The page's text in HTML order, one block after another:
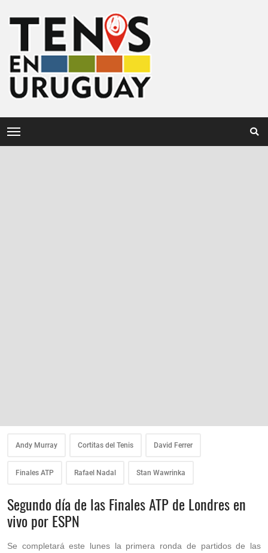
Andy Murray Cortitas del Tenis David Ferrer
Finales ATP Rafael Nadal Stan Wawrinka
Segundo día de las Finales ATP de Londres en
vivo por ESPN
Se completará este lunes la primera ronda de partidos de las